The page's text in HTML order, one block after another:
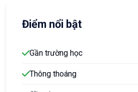
Điểm nổi bật
Gần trường học
Thông thoáng